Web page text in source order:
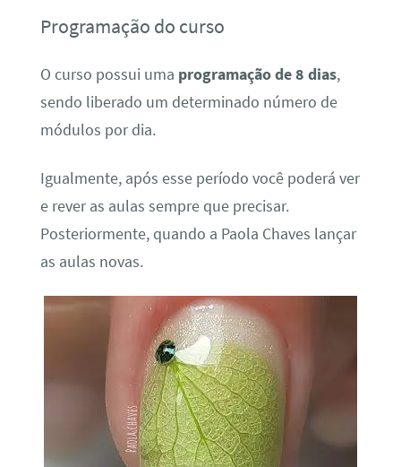
Programação do curso
O curso possui uma programação de 8 dias,
sendo liberado um determinado número de
módulos por dia.
Igualmente, após esse período você poderá ver
e rever as aulas sempre que precisar.
Posteriormente, quando a Paola Chaves lançar
as aulas novas.